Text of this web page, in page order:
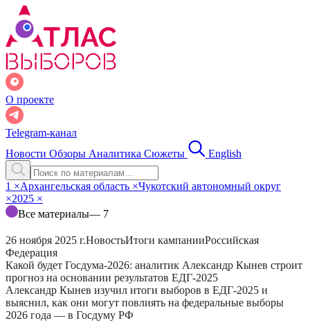
О проекте
Telegram-канал
Новости Обзоры Аналитика Сюжеты English
1 ×Архангельская область ×Чукотский автономный округ
×2025 ×
Все материалы— 7
26 ноября 2025 г.НовостьИтоги кампанииРоссийская
Федерация
Какой будет Госдума-2026: аналитик Александр Кынев строит
прогноз на основании результатов ЕДГ-2025
Александр Кынев изучил итоги выборов в ЕДГ-2025 и
выяснил, как они могут повлиять на федеральные выборы
2026 года — в Госдуму РФ